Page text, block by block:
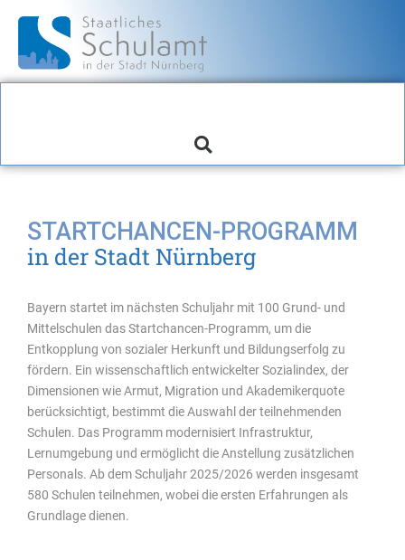
STARTCHANCEN-PROGRAMM
in der Stadt Nürnberg
Bayern startet im nächsten Schuljahr mit 100 Grund- und
Mittelschulen das Startchancen-Programm, um die
Entkopplung von sozialer Herkunft und Bildungserfolg zu
fördern. Ein wissenschaftlich entwickelter Sozialindex, der
Dimensionen wie Armut, Migration und Akademikerquote
berücksichtigt, bestimmt die Auswahl der teilnehmenden
Schulen. Das Programm modernisiert Infrastruktur,
Lernumgebung und ermöglicht die Anstellung zusätzlichen
Personals. Ab dem Schuljahr 2025/2026 werden insgesamt
580 Schulen teilnehmen, wobei die ersten Erfahrungen als
Grundlage dienen.